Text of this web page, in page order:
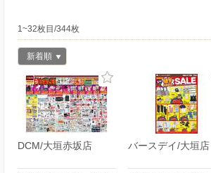
1~32枚目/344枚
新着順
DCM/大垣赤坂店 バースデイ/大垣店